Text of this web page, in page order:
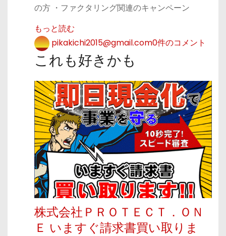
の方 ・ファクタリング関連のキャンペーン
もっと読む
pikakichi2015@gmail.com0件のコメント
これも好きかも
株式会社ＰＲＯＴＥＣＴ．ＯＮ
Ｅ いますぐ請求書買い取りま